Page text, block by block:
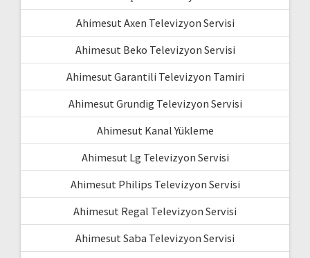
Ahimesut Axen Televizyon Servisi
Ahimesut Beko Televizyon Servisi
Ahimesut Garantili Televizyon Tamiri
Ahimesut Grundig Televizyon Servisi
Ahimesut Kanal Yükleme
Ahimesut Lg Televizyon Servisi
Ahimesut Philips Televizyon Servisi
Ahimesut Regal Televizyon Servisi
Ahimesut Saba Televizyon Servisi